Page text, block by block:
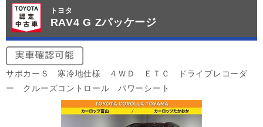
トヨタ
RAV4 G Zパッケージ
サポカーＳ 寒冷地仕様 ４ＷＤ ＥＴＣ ドライブレコーダ
ー クルーズコントロール パワーシート